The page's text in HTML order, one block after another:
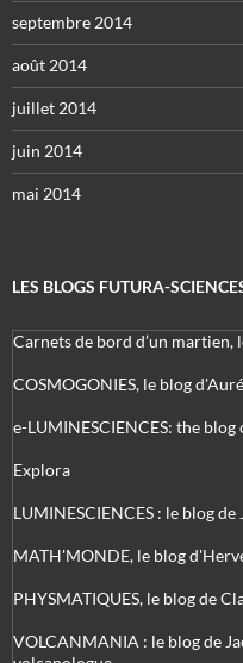
septembre 2014
août 2014
juillet 2014
juin 2014
mai 2014
LES BLOGS FUTURA-
Carnets de bord d’un martien,
COSMOGONIES, le blog
e-LUMINESCIENCES: the
Explora
LUMINESCIENCES : le blog
MATH'MONDE, le blog
PHYSMATIQUES, le blog de
VOLCANMANIA : le blog de